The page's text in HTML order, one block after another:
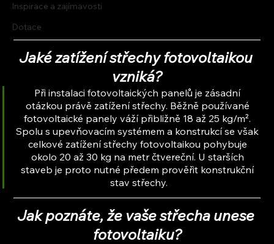
Inspirace a zajímavosti
Dotace
Jaké zatížení střechy fotovoltaikou
vzniká?
Při instalaci fotovoltaických panelů je zásadní
otázkou právě zatížení střechy. Běžně používané
fotovoltaické panely váží přibližně 18 až 25 kg/m².
Spolu s upevňovacím systémem a konstrukcí se však
celkové zatížení střechy fotovoltaikou pohybuje
okolo 20 až 30 kg na metr čtvereční. U starších
staveb je proto nutné předem prověřit konstrukční
stav střechy.
Jak poznáte, že vaše střecha unese
fotovoltaiku?